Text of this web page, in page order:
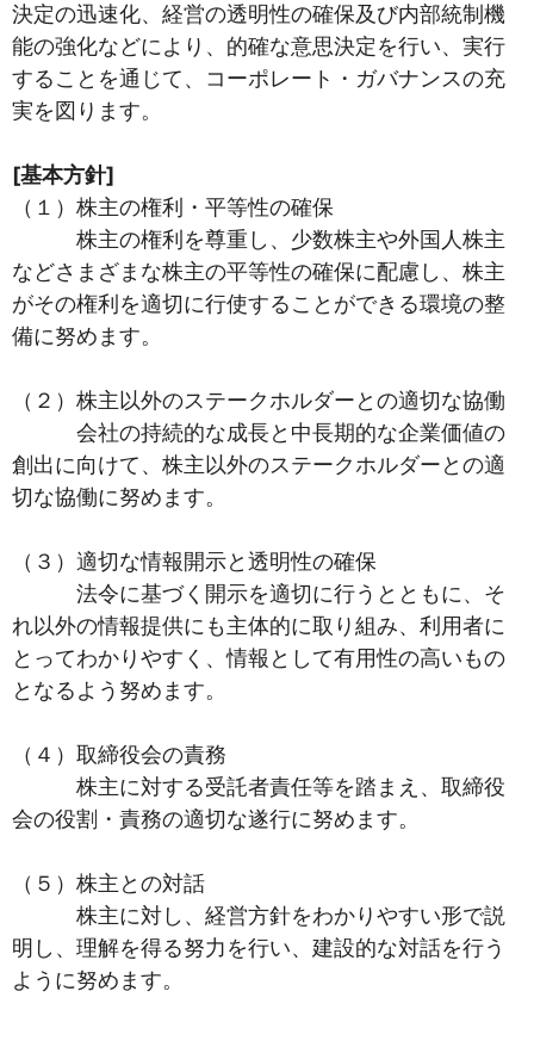
決定の迅速化、経営の透明性の確保及び内部統制機
能の強化などにより、的確な意思決定を行い、実行
することを通じて、コーポレート・ガバナンスの充
実を図ります。
[基本方針]
（１）株主の権利・平等性の確保
株主の権利を尊重し、少数株主や外国人株主
などさまざまな株主の平等性の確保に配慮し、株主
がその権利を適切に行使することができる環境の整
備に努めます。
（２）株主以外のステークホルダーとの適切な協働
会社の持続的な成長と中長期的な企業価値の
創出に向けて、株主以外のステークホルダーとの適
切な協働に努めます。
（３）適切な情報開示と透明性の確保
法令に基づく開示を適切に行うとともに、そ
れ以外の情報提供にも主体的に取り組み、利用者に
とってわかりやすく、情報として有用性の高いもの
となるよう努めます。
（４）取締役会の責務
株主に対する受託者責任等を踏まえ、取締役
会の役割・責務の適切な遂行に努めます。
（５）株主との対話
株主に対し、経営方針をわかりやすい形で説
明し、理解を得る努力を行い、建設的な対話を行う
ように努めます。